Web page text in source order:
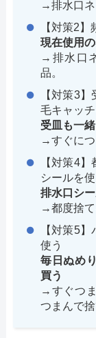
→排水口ネ
【対策2
現在使用
→排水口
品。
【対策3
毛キャッ
受皿も一
→すぐにつ
【対策4
シールを使
排水口シ
→都度捨て
【対策5
使う
毎日ぬめ
買う
→すぐつ
つまんで捨